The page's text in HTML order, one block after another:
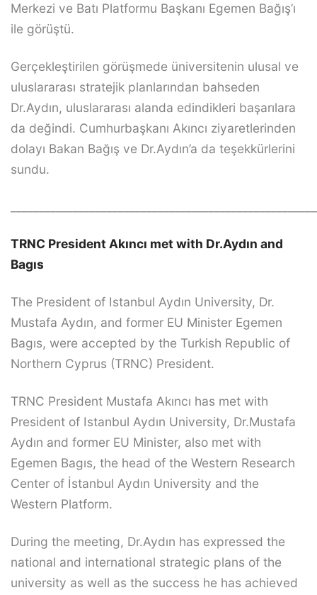
Merkezi ve Batı Platformu Başkanı Egemen Bağış’ı
ile görüştü.
Gerçekleştirilen görüşmede üniversitenin ulusal ve
uluslararası stratejik planlarından bahseden
Dr.Aydın, uluslararası alanda edindikleri başarılara
da değindi. Cumhurbaşkanı Akıncı ziyaretlerinden
dolayı Bakan Bağış ve Dr.Aydın’a da teşekkürlerini
sundu.
TRNC President Akıncı met with Dr.Aydın and
Bagıs
The President of Istanbul Aydın University, Dr.
Mustafa Aydın, and former EU Minister Egemen
Bagıs, were accepted by the Turkish Republic of
Northern Cyprus (TRNC) President.
TRNC President Mustafa Akıncı has met with
President of Istanbul Aydın University, Dr.Mustafa
Aydın and former EU Minister, also met with
Egemen Bagıs, the head of the Western Research
Center of İstanbul Aydın University and the
Western Platform.
During the meeting, Dr.Aydın has expressed the
national and international strategic plans of the
university as well as the success he has achieved